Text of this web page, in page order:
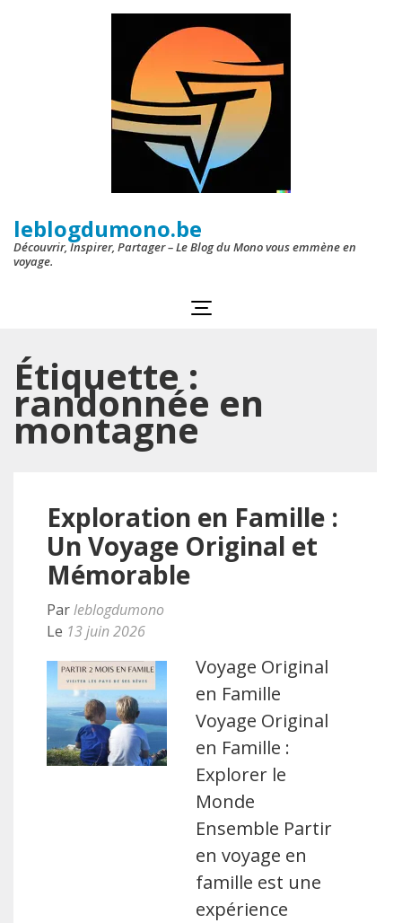
leblogdumono.be
Découvrir, Inspirer, Partager – Le Blog du Mono vous emmène en
voyage.
Étiquette :
randonnée en
montagne
Exploration en Famille :
Un Voyage Original et
Mémorable
Parleblogdumono
Le 13 juin 2026
Voyage Original
en Famille
Voyage Original
en Famille :
Explorer le
Monde
Ensemble Partir
en voyage en
famille est une
expérience